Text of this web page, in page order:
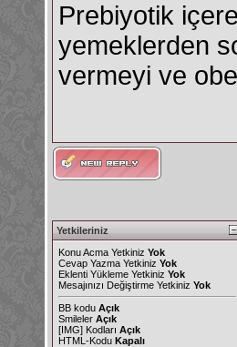
Prebiyotik
yemeklerden
vermeyi ve
Yetkileriniz
Konu Acma Yetkiniz Yok
Cevap Yazma Yetkiniz Yok
Eklenti Yükleme Yetkiniz Yok
Mesajınızı Değiştirme Yetkiniz Yok
BB kodu Açık
Smileler Açık
[IMG] Kodları Açık
HTML-Kodu Kapalı